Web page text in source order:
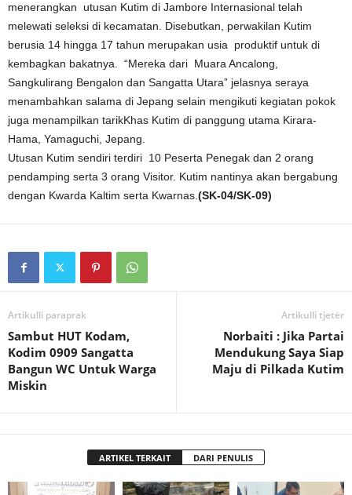
menerangkan utusan Kutim di Jambore Internasional telah
melewati seleksi di kecamatan. Disebutkan, perwakilan Kutim
berusia 14 hingga 17 tahun merupakan usia produktif untuk di
kembagkan bakatnya. “Mereka dari Muara Ancalong,
Sangkulirang Bengalon dan Sangatta Utara” jelasnya seraya
menambahkan salama di Jepang selain mengikuti kegiatan pokok
juga menampilkan tarikKhas Kutim di panggung utama Kirara-
Hama, Yamaguchi, Jepang.
Utusan Kutim sendiri terdiri 10 Peserta Penegak dan 2 orang
pendamping serta 3 orang Visitor. Kutim nantinya akan bergabung
dengan Kwarda Kaltim serta Kwarnas. (SK-04/SK-09)
Artikulli paraprak
Sambut HUT Kodam,
Kodim 0909 Sangatta
Bangun WC Untuk Warga
Miskin
Artikulli tjetër
Norbaiti : Jika Partai
Mendukung Saya Siap
Maju di Pilkada Kutim
ARTIKEL TERKAIT DARI PENULIS